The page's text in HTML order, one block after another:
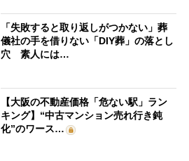
「失敗すると取り返しがつかない」葬
儀社の手を借りない「DIY葬」の落とし
穴 素人には…
【大阪の不動産価格「危ない駅」ラン
キング】“中古マンション売れ行き鈍
化”のワース…